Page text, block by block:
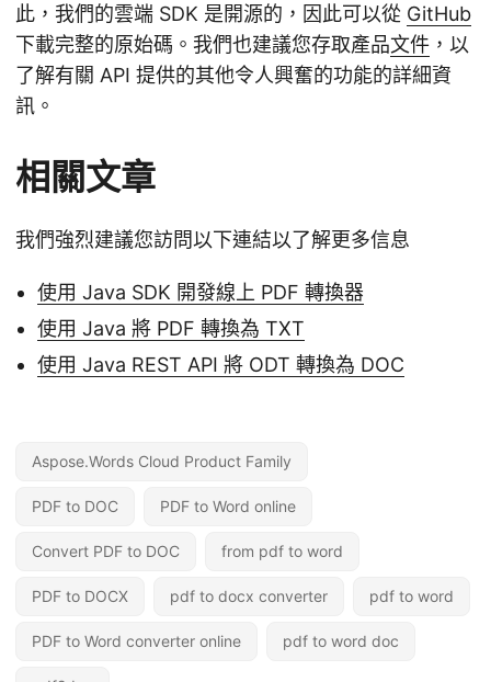
此，我們的雲端 SDK 是開源的，因此可以從 GitHub
下載完整的原始碼。我們也建議您存取產品文件 ，以
了解有關 API 提供的其他令人興奮的功能的詳細資
訊。
相關文章
我們強烈建議您訪問以下連結以了解更多信息
使用 Java SDK 開發線上 PDF 轉換器
使用 Java 將 PDF 轉換為 TXT
使用 Java REST API 將 ODT 轉換為 DOC
Aspose.Words Cloud Product Family
PDF to DOC PDF to Word online
Convert PDF to DOC from pdf to word
PDF to DOCX pdf to docx converter pdf to word
PDF to Word converter online pdf to word doc